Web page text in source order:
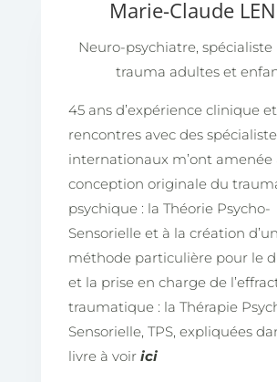
Marie-Claude
Neuro-psychiatre, spécialiste
trauma adultes et
45 ans d’expérience clinique
rencontres avec des
internationaux m’ont amenée
conception originale du
psychique : la Théorie Psycho-
Sensorielle et à la création
méthode particulière pour le
et la prise en charge de
traumatique : la Thérapie
Sensorielle, TPS, expliquées
livre à voir ici